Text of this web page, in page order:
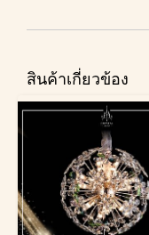
สินค้าเกี่ยวข้อง